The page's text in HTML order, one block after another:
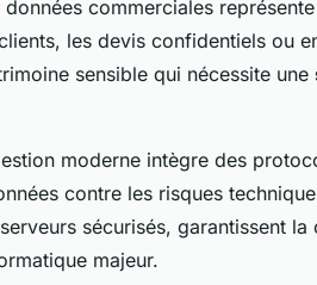
commerciales
les devis confidentiels ou
sensible qui nécessite une
moderne intègre des
contre les risques
sécurisés, garantissent
majeur.